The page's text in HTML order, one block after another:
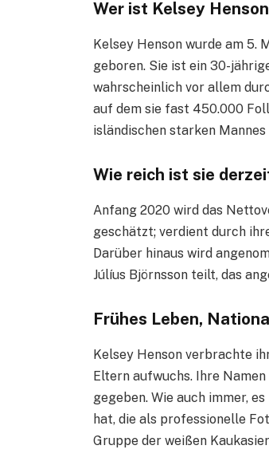
Wer ist Kelsey
Kelsey Henson wurde am 5.
geboren. Sie ist ein 30-
wahrscheinlich vor allem
auf dem sie fast 450.000
isländischen starken
Wie reich ist sie
Anfang 2020 wird das
geschätzt; verdient durch
Darüber hinaus wird
Júlíus Björnsson teilt, das
Frühes Leben,
Kelsey Henson verbrachte
Eltern aufwuchs. Ihre
gegeben. Wie auch immer,
hat, die als professionelle
Gruppe der weißen